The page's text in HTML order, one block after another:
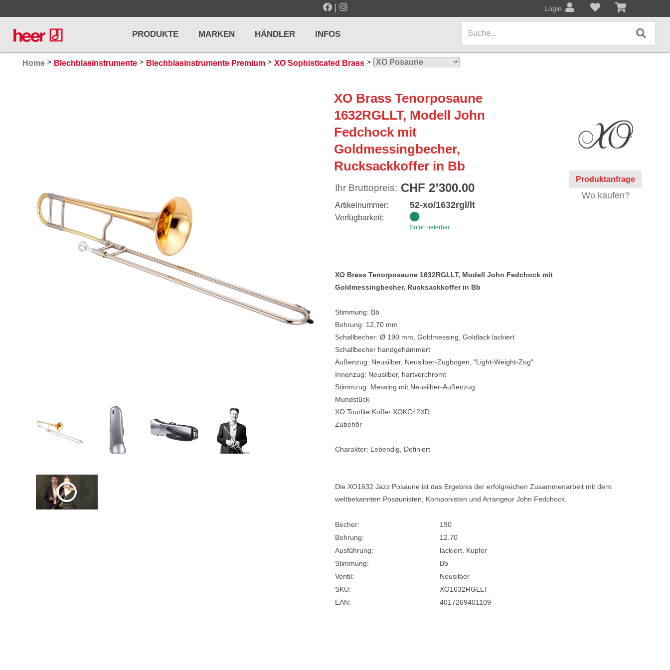
| Login
PRODUKTE
Klassikgitarren
Westerngitarren
E-Gitarren
... mehr
Amps/Cabinets
KEYBOARDS / PIANO
PRO AUDIO, MICS, STANDS
Proel Pro Audio
Samson Pro Audio
Schlagzeuge
Roto Toms
... mehr
HOLZBLASINSTRUMENTE
Querflöten
... mehr
Mundstücke
... mehr
MARKEN HÄNDLER INFOS
Home > Blechblasinstrumente > Blechblasinstrumente Premium > XO Sophisticated Brass >
XO Brass Tenorposaune
1632RGLLT, Modell John
Fedchock mit
Goldmessingbecher,
Rucksackkoffer in Bb
Ihr Bruttopreis: CHF 2’300.00
Artikelnummer: 52-xo/1632rgl/lt
Verfügbarkeit:
Sofort lieferbar
Produktanfrage
Wo kaufen?
XO Brass Tenorposaune 1632RGLLT, Modell John Fedchock mit
Goldmessingbecher, Rucksackkoffer in Bb
Stimmung: Bb
Bohrung: 12,70 mm
Schallbecher: Ø 190 mm, Goldmessing, Goldlack lackiert
Schallbecher handgehämmert
Außenzug: Neusilber, Neusilber-Zugbogen, "Light-Weight-Zug"
Innenzug: Neusilber, hartverchromt
Stimmzug: Messing mit Neusilber-Außenzug
Mundstück
XO Tourlite Koffer XOKC42XD
Zubehör
Charakter: Lebendig, Definiert
Die XO1632 Jazz Posaune ist das Ergebnis der erfolgreichen Zusammenarbeit mit dem
weltbekannten Posaunisten, Komponisten und Arrangeur John Fedchock.
Becher:
190
Bohrung:
12.70
Ausführung:
lackiert, Kupfer
Stimmung:
Bb
Ventil:
Neusilber
SKU:
XO1632RGLLT
EAN:
4017269401109